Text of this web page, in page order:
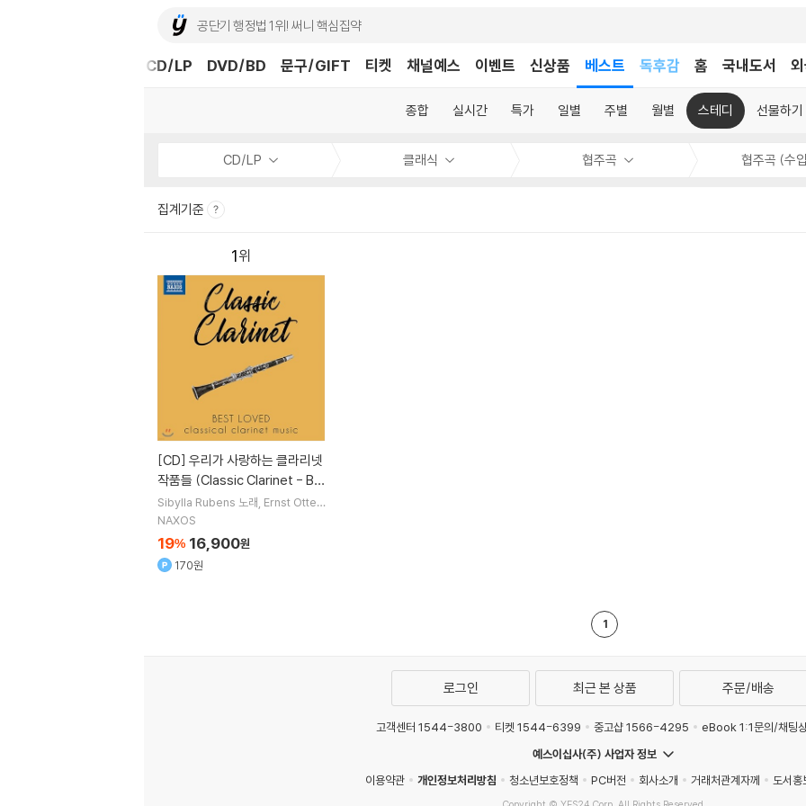
채널예스 이벤트 신상품 베스트 독후감
어린이
홈 국내도서
CD/LP DVD/BD 문구/GIFT 티켓
종합 실시간 특가 일별 주별 월별 스테디 선물하기
CD/LP 클래식 협주곡 협주곡 (수
집계기준
1
[CD]
작품들 (Classic Clarinet - Be
st Loved classical clarinet
music)
Sibylla Rubens 노래 Ernst Otten
samer
NAXOS
19% 16,900원
170원
1
로그인 최근 본 상품 주문/배송
고객센터 1544-3800 티켓 1544-6399 중고샵 1566-4295
eBook 1:1문의/채팅
예스이십사(주) 사업자 정보
이용약관
개인정보처리방침 청소년보호정책 PC버전 회사소개 거래처관계자께 도서홍